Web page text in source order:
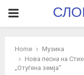
PRIMARY
Home
Музика
Нова песна на
„Отуѓена земја“